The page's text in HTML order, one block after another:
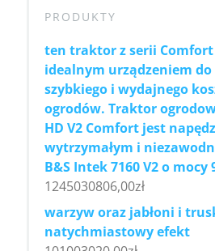
PRODUKTY
ten traktor z serii
idealnym urządzeniem do
szybkiego i wydajnego
ogrodów. Traktor
HD V2 Comfort jest
wytrzymałym i
B&S Intek 7160 V2 o mocy
1245030806,00zł
warzyw oraz jabłoni i
natychmiastowy efekt